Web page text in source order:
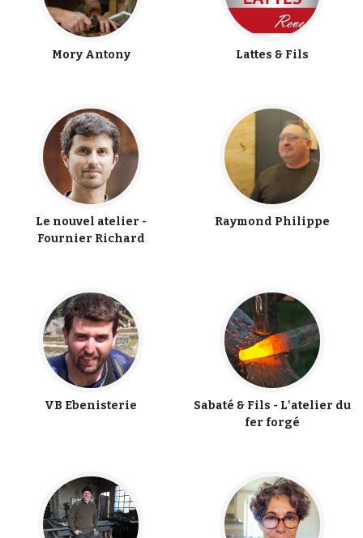
Mory Antony Lattes & Fils
Le nouvel atelier -
Fournier Richard
Raymond Philippe
VB Ebenisterie
Sabaté & Fils - L'atelier du
fer forgé